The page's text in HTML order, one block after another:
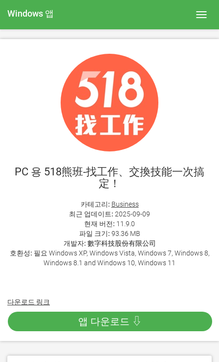
Windows 앱
PC 용 518熊班-找工作、交換技能一次搞
定！
카테고리: Business
최근 업데이트: 2025-09-09
현재 버전: 11.9.0
파일 크기: 93.36 MB
개발자: 數字科技股份有限公司
호환성: 필요 Windows XP, Windows Vista, Windows 7, Windows 8,
Windows 8.1 and Windows 10, Windows 11
다운로드 링크
앱 다운로드 ⇩